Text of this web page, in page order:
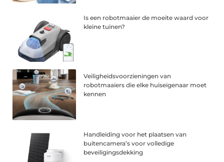
Is een robotmaaier de moeite waard voor
kleine tuinen?
Veiligheidsvoorzieningen van
robotmaaiers die elke huiseigenaar moet
kennen
Handleiding voor het plaatsen van
buitencamera’s voor volledige
beveiligingsdekking